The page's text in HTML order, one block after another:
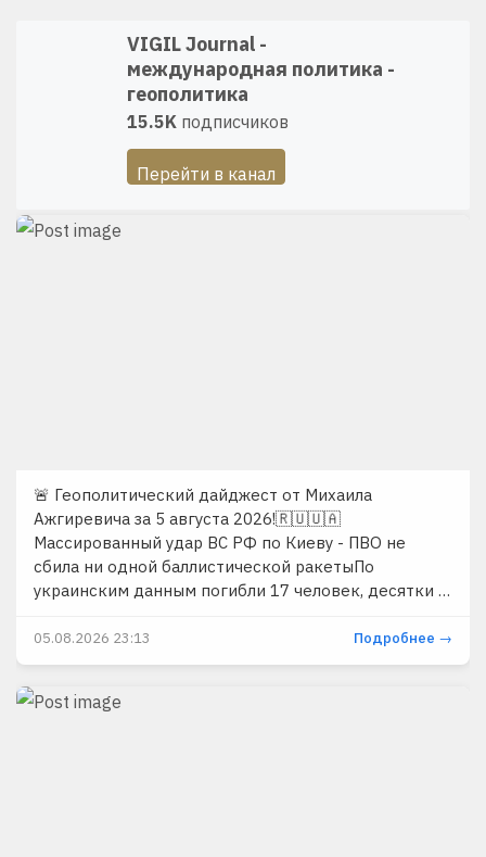
VIGIL Journal -
международная политика -
геополитика
15.5K подписчиков
Перейти в канал
🚨 Геополитический дайджест от Михаила
Ажгиревича за 5 августа 2026!🇷🇺🇺🇦
Массированный удар ВС РФ по Киеву - ПВО не
сбила ни одной баллистической ракетыПо
украинским данным погибли 17 человек, десятки …
05.08.2026 23:13 Подробнее →